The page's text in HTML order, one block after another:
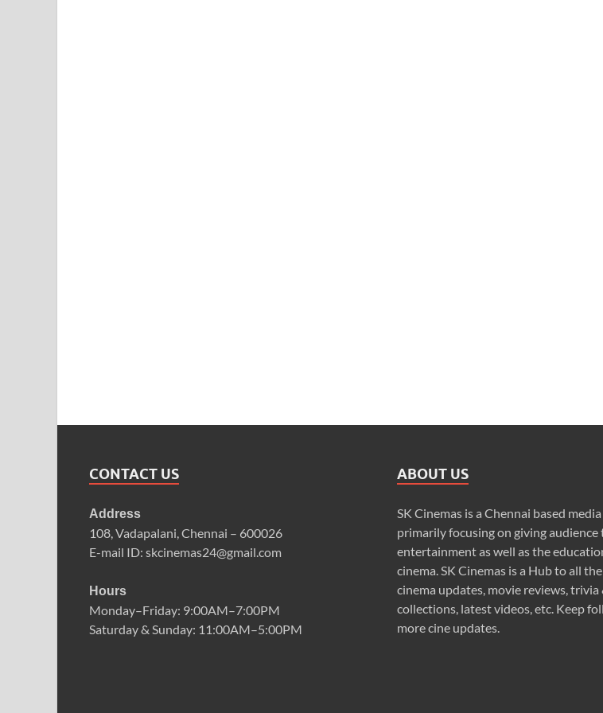
CONTACT US
Address
108, Vadapalani, Chennai – 600026
E-mail ID: skcinemas24@gmail.com
Hours
Monday–Friday: 9:00AM–7:00PM
Saturday & Sunday: 11:00AM–5:00PM
ABOUT US
SK Cinemas is a Chennai based
primarily focusing on giving audience
entertainment as well as the
cinema. SK Cinemas is a Hub to all
cinema updates, movie reviews, trivia
collections, latest videos, etc. Keep
more cine updates.